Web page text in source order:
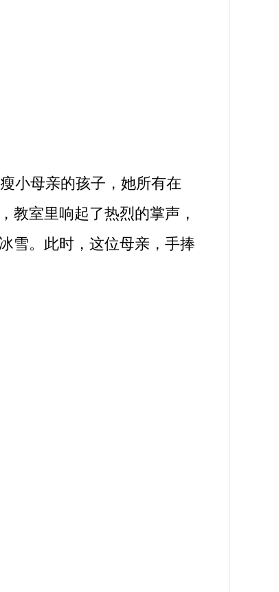
小母亲的孩子，她所有在
教室里响起了热烈的掌声，
雪。此时，这位母亲，手捧